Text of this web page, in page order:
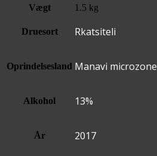
Vægt 1.5 kg
Druesort Rkatsiteli
Oprindelsesland Manavi microzone
Alkohol 13%
År 2017